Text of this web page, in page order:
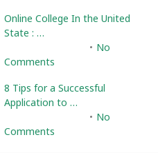
Online College In the United
State : …
No
Comments
8 Tips for a Successful
Application to …
No
Comments